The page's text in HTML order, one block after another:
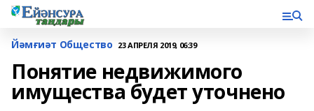
Йәмғиәт Общество 23 АПРЕЛЯ 2019, 06:39
Понятие недвижимого
имущества будет уточнено